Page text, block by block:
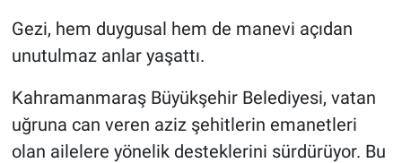
Gezi, hem duygusal hem de manevi açıdan
unutulmaz anlar yaşattı.
Kahramanmaraş Büyükşehir Belediyesi, vatan
uğruna can veren aziz şehitlerin emanetleri
olan ailelere yönelik desteklerini sürdürüyor. Bu